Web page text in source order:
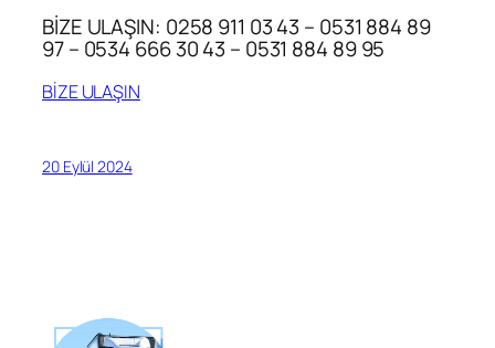
BİZE ULAŞIN: 0258 911 03 43 – 0531 884 89
97 – 0534 666 30 43 – 0531 884 89 95
BİZE ULAŞIN
20 Eylül 2024